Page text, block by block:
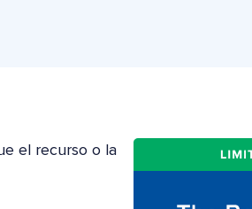
el recurso o la